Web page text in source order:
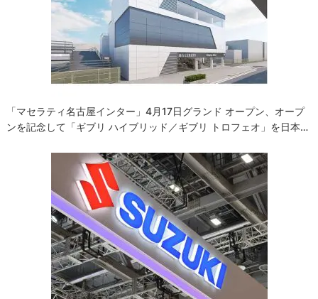
「マセラティ名古屋インター」4月17日グランド オープン、オープ
ンを記念して「ギブリ ハイブリッド／ギブリ トロフェオ」を日本…